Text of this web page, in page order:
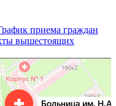
приема граждан
вышестоящих
имени Н.А. Семашко»